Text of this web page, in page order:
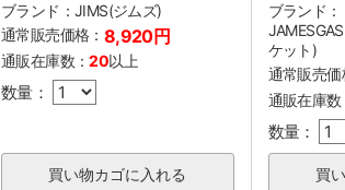
ブランド： JIMS(ジムズ)
通常販売価格： 8,920円
通販在庫数：20以上
数量：
ブランド：
ケット)
通常販売価
通販在庫数
数量：